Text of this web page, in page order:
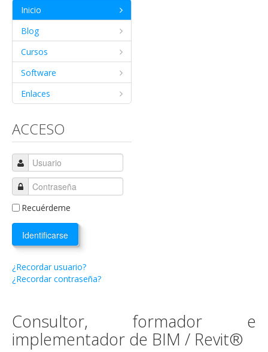
Inicio
Blog
Cursos
Software
Enlaces
ACCESO
Recuérdeme
Identificarse
¿Recordar usuario?
¿Recordar contraseña?
Consultor, formador e
implementador de BIM / Revit®